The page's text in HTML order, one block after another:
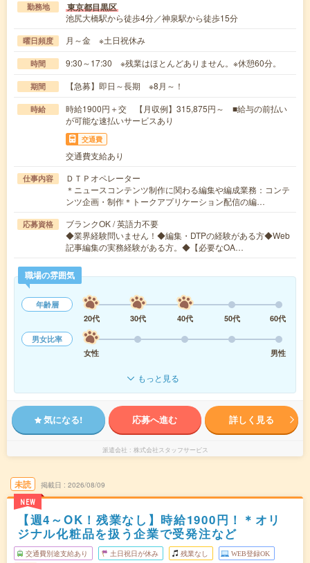
勤務地 東京都目黒区
池尻大橋駅から徒歩4分／神泉駅から徒歩15分
曜日頻度 月～金 ※土日祝休み
時間 9:30～17:30 ※残業はほとんどありません。※休憩60分。
期間 【急募】即日～長期 ※8月～！
時給
時給1900円＋交 【月収例】315,875円～ ■給与の前払い
が可能な速払いサービスあり
交通費
交通費支給あり
仕事内容
ＤＴＰオペレーター
＊ニュースコンテンツ制作に関わる編集や編成業務：コンテ
ンツ企画・制作＊トークアプリケーション配信の編…
応募資格
ブランクOK / 英語力不要
◆業界経験問いません！◆編集・DTPの経験がある方◆Web
記事編集の実務経験がある方。◆【必要なOA…
職場の雰囲気
年齢層
20代
30代 40代 50代
60代
男女比率
女性
男性
もっと見る
気になる! 応募へ進む 詳しく見る
派遣会社 株式会社スタッフサービス
未読
NEW
掲載日 2026/08/09
【週4～OK！残業なし】時給1900円！＊オリ
ジナル化粧品を扱う企業で受発注など
交通費別途支給あり 土日祝日が休み 残業なし WEB登録OK